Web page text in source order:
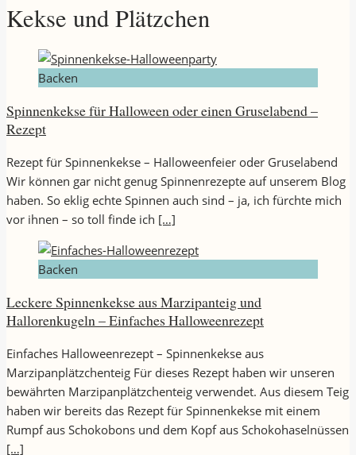
Kekse und Plätzchen
Backen
Spinnenkekse für Halloween oder einen Gruselabend –
Rezept
Rezept für Spinnenkekse – Halloweenfeier oder Gruselabend
Wir können gar nicht genug Spinnenrezepte auf unserem Blog
haben. So eklig echte Spinnen auch sind – ja, ich fürchte mich
vor ihnen – so toll finde ich […]
Backen
Leckere Spinnenkekse aus Marzipanteig und
Hallorenkugeln – Einfaches Halloweenrezept
Einfaches Halloweenrezept – Spinnenkekse aus
Marzipanplätzchenteig Für dieses Rezept haben wir unseren
bewährten Marzipanplätzchenteig verwendet. Aus diesem Teig
haben wir bereits das Rezept für Spinnenkekse mit einem
Rumpf aus Schokobons und dem Kopf aus Schokohaselnüssen
[…]